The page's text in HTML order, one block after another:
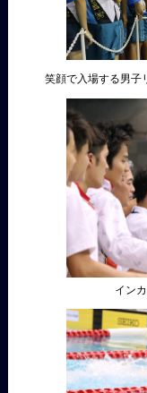
笑顔で入場する男子
イン